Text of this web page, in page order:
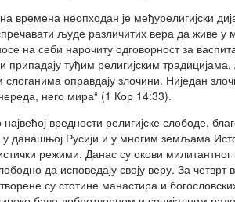
времена неопходан је међурелигијски
људе различитих вера да живе у
на себи нарочиту одговорност за
припадају туђим религијским
слоганима оправдају злочини. Ниједан
нереда, него мира“ (1 Кор 14:33).
вредности религијске слободе,
данашњој Русији и у многим земљама
режими. Данас су окови
да исповедају своју веру. За
су стотине манастира и